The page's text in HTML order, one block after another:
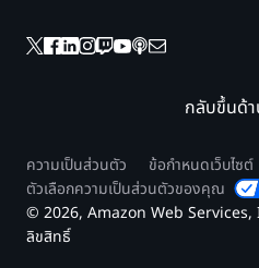
กลับขึ้นด้
ความเป็นส่วนตัว
ข้อกำหนดเว็บไซต์
ตัวเลือกความเป็นส่วนตัวของคุณ
© 2026, Amazon Web Services,
ลิขสิทธิ์